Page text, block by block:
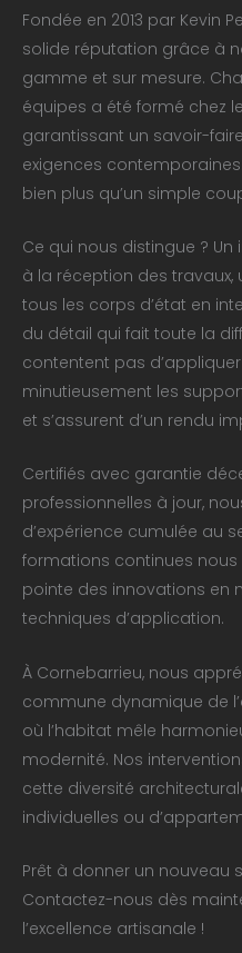
Fondée en 2013 par Kevin
solide réputation grâce à
gamme et sur mesure.
équipes a été formé chez
garantissant un savoir-
exigences
bien plus qu’un simple
Ce qui nous distingue ?
à la réception des
tous les corps d’état en
du détail qui fait toute la
contentent pas
minutieusement les
et s’assurent d’un rendu
Certifiés avec garantie
professionnelles à jour,
d’expérience cumulée au
formations continues
pointe des innovations en
techniques d’application.
À Cornebarrieu, nous
commune dynamique de
où l’habitat mêle
modernité. Nos
cette diversité
individuelles ou
Prêt à donner un nouveau
Contactez-nous dès
l’excellence artisanale !